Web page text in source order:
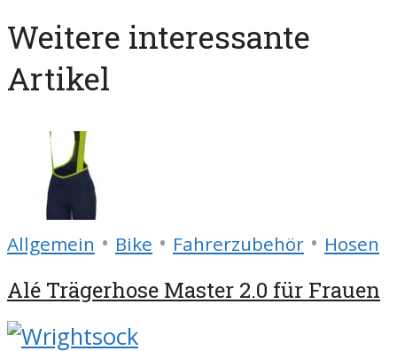
Weitere interessante
Artikel
Allgemein • Bike • Fahrerzubehör • Hosen
Alé Trägerhose Master 2.0 für Frauen